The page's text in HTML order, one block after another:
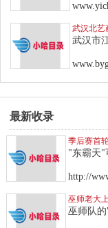
武汉北艺
武汉市
最新收录
季后赛首
"东霸天"
http://
巫师老大
巫师队